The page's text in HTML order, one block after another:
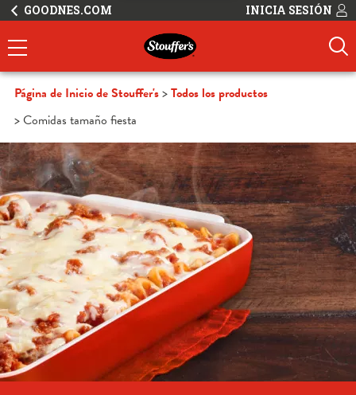
GOODNES.COM INICIA SESIÓN
Página de Inicio de Stouffer's
Todos los productos
Comidas tamaño fiesta